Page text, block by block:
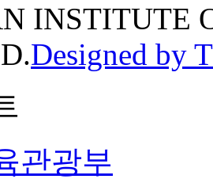
INSTITUTE
Designed by
관광부